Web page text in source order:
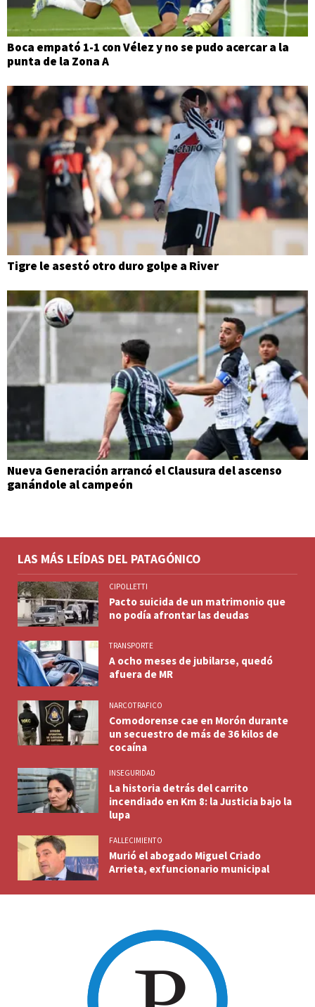
Boca empató 1-1 con Vélez y no se pudo acercar a la
punta de la Zona A
Tigre le asestó otro duro golpe a River
Nueva Generación arrancó el Clausura del ascenso
ganándole al campeón
LAS MÁS LEÍDAS DEL PATAGÓNICO
CIPOLLETTI
Pacto suicida de un matrimonio que
no podía afrontar las deudas
TRANSPORTE
A ocho meses de jubilarse, quedó
afuera de MR
NARCOTRAFICO
Comodorense cae en Morón durante
un secuestro de más de 36 kilos de
cocaína
INSEGURIDAD
La historia detrás del carrito
incendiado en Km 8: la Justicia bajo la
lupa
FALLECIMIENTO
Murió el abogado Miguel Criado
Arrieta, exfuncionario municipal